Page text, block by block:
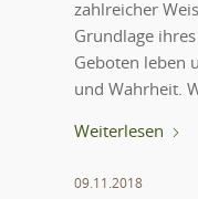
zahlreicher
Grundlage
Geboten leben
und Wahrheit.
Weiterlesen
09.11.2018